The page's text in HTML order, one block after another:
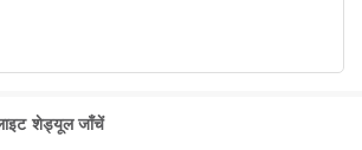
शेड्यूल जाँचें